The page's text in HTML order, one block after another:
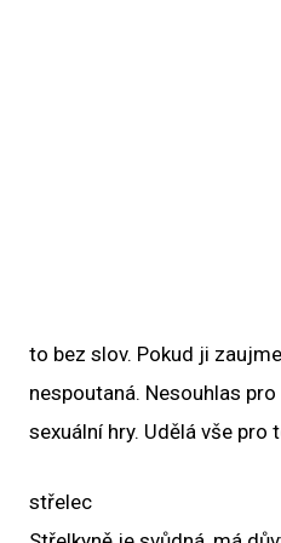
to bez slov. Pokud ji
nespoutaná. Nesouhlas
sexuální hry. Udělá vše
střelec